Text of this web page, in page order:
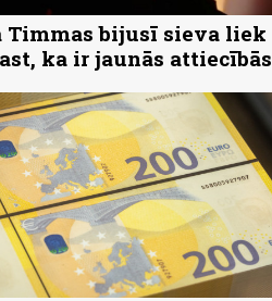
Timmas bijusī sieva liek
ka ir jaunās attiecībās